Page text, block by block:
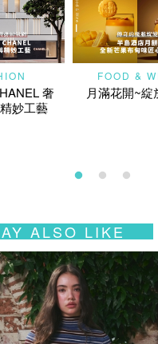
奢
妙工藝
FOOD &
月滿花開~綻
ALSO LIKE